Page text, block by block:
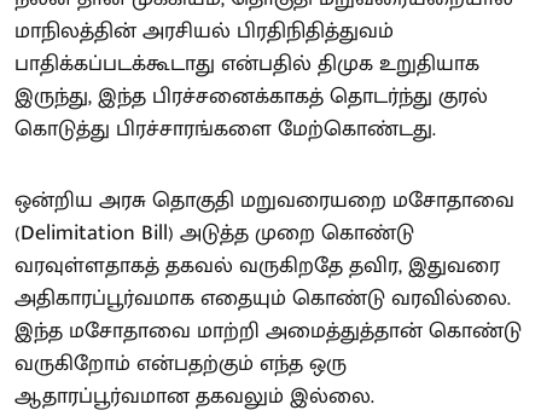
மாநிலத்தின் அரசியல் பிரதிநிதித்துவம்
பாதிக்கப்படக்கூடாது என்பதில் திமுக உறுதியாக
இருந்து, இந்த பிரச்சனைக்காகத் தொடர்ந்து குரல்
கொடுத்து பிரச்சாரங்களை மேற்கொண்டது.
ஒன்றிய அரசு தொகுதி மறுவரையறை மசோதாவை
(Delimitation Bill) அடுத்த முறை கொண்டு
வரவுள்ளதாகத் தகவல் வருகிறதே தவிர, இதுவரை
அதிகாரப்பூர்வமாக எதையும் கொண்டு வரவில்லை.
இந்த மசோதாவை மாற்றி அமைத்துத்தான் கொண்டு
வருகிறோம் என்பதற்கும் எந்த ஒரு
ஆதாரப்பூர்வமான தகவலும் இல்லை.